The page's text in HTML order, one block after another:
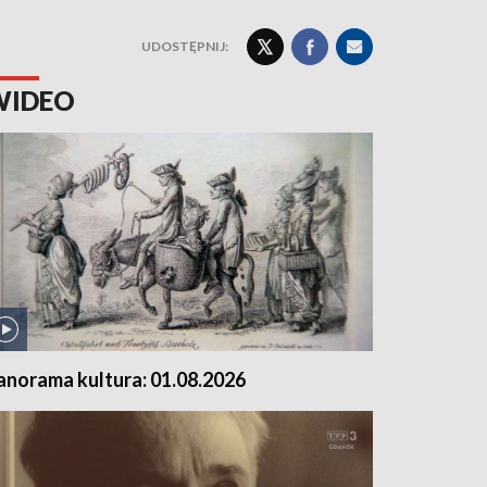
UDOSTĘPNIJ:
kultura: 01.08.2026